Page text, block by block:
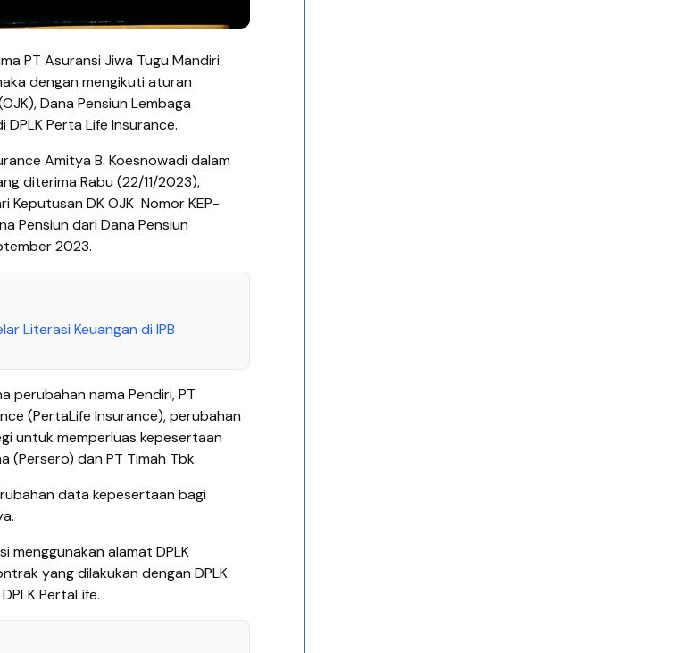
PT Asuransi Jiwa Tugu Mandiri
dengan mengikuti aturan
Dana Pensiun Lembaga
DPLK Perta Life Insurance.
Amitya B. Koesnowadi dalam
diterima Rabu (22/11/2023),
Keputusan DK OJK Nomor KEP-
Pensiun dari Dana Pensiun
2023.
Literasi Keuangan di IPB
perubahan nama Pendiri, PT
(PertaLife Insurance), perubahan
untuk memperluas kepesertaan
(Persero) dan PT Timah Tbk
data kepesertaan bagi
menggunakan alamat DPLK
yang dilakukan dengan DPLK
PertaLife.